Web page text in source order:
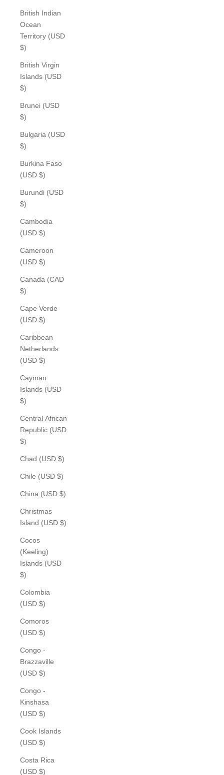
British Indian
Ocean
Territory (USD
$)
British Virgin
Islands (USD
$)
Brunei (USD
$)
Bulgaria (USD
$)
Burkina Faso
(USD $)
Burundi (USD
$)
Cambodia
(USD $)
Cameroon
(USD $)
Canada (CAD
$)
Cape Verde
(USD $)
Caribbean
Netherlands
(USD $)
Cayman
Islands (USD
$)
Central African
Republic (USD
$)
Chad (USD $)
Chile (USD $)
China (USD $)
Christmas
Island (USD $)
Cocos
(Keeling)
Islands (USD
$)
Colombia
(USD $)
Comoros
(USD $)
Congo -
Brazzaville
(USD $)
Congo -
Kinshasa
(USD $)
Cook Islands
(USD $)
Costa Rica
(USD $)